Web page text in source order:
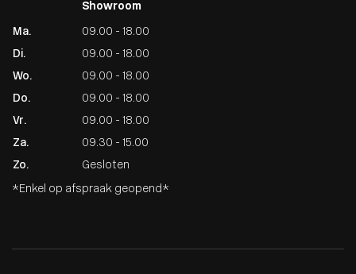
Showroom
Ma.
09.00 - 18.00
Di.
09.00 - 18.00
Wo.
09.00 - 18.00
Do.
09.00 - 18.00
Vr.
09.00 - 18.00
Za.
09.30 - 15.00
Zo.
Gesloten
*Enkel op afspraak geopend*